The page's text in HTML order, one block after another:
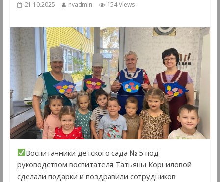
21.10.2025 hvadmin 154 Views
Воспитанники детского сада № 5 под
руководством воспитателя Татьяны Корниловой
сделали подарки и поздравили сотрудников